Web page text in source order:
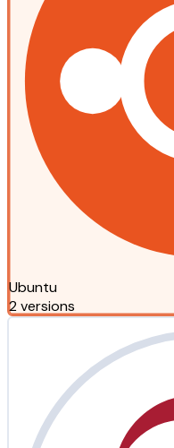
Ubuntu
2 versions